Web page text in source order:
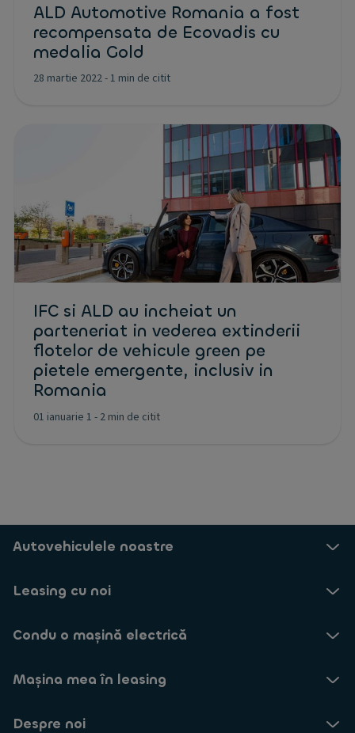
ALD Automotive Romania a fost
recompensata de Ecovadis cu
medalia Gold
28 martie 2022- 1 min de citit
IFC si ALD au incheiat un
parteneriat in vederea extinderii
flotelor de vehicule green pe
pietele emergente, inclusiv in
Romania
01 ianuarie 1 - 2 min de citit
Autovehiculele noastre
Leasing cu noi
Condu o mașină electrică
Mașina mea în leasing
Despre noi